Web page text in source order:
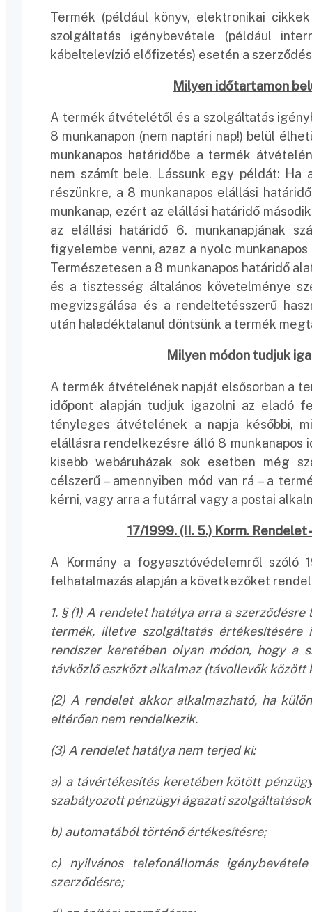
Termék (például könyv, elektronikai
szolgáltatás igénybevétele (például
kábeltelevízió előfizetés) esetén a
Milyen időtartamon
A termék átvételétől és a szolgáltatás
8 munkanapon (nem naptári nap!) belül
munkanapos határidőbe a termék
nem számít bele. Lássunk egy példát:
részünkre, a 8 munkanapos elállási
munkanap, ezért az elállási határidő
az elállási határidő 6. munkanapjának
figyelembe venni, azaz a nyolc
Természetesen a 8 munkanapos határidő
és a tisztesség általános követelménye
megvizsgálása és a rendeltetésszerű
után haladéktalanul döntsünk a termék
Milyen módon tudjuk
A termék átvételének napját elsősorban a
időpont alapján tudjuk igazolni az eladó
tényleges átvételének a napja későbbi,
elállásra rendelkezésre álló 8 munkanapos
kisebb webáruházak sok esetben még
célszerű – amennyiben mód van rá – a
kérni, vagy arra a futárral vagy a postai
17/1999. (II. 5.) Korm.
A Kormány a fogyasztóvédelemről szóló
felhatalmazás alapján a következőket
1. § (1) A rendelet hatálya arra a
termék, illetve szolgáltatás
rendszer keretében olyan módon, hogy a
távközlő eszközt alkalmaz (távollevők között
(2) A rendelet akkor alkalmazható, ha
eltérően nem rendelkezik.
(3) A rendelet hatálya nem terjed ki:
a) a távértékesítés keretében kötött
szabályozott pénzügyi ágazati
b) automatából történő értékesítésre;
c) nyilvános telefonállomás
szerződésre;